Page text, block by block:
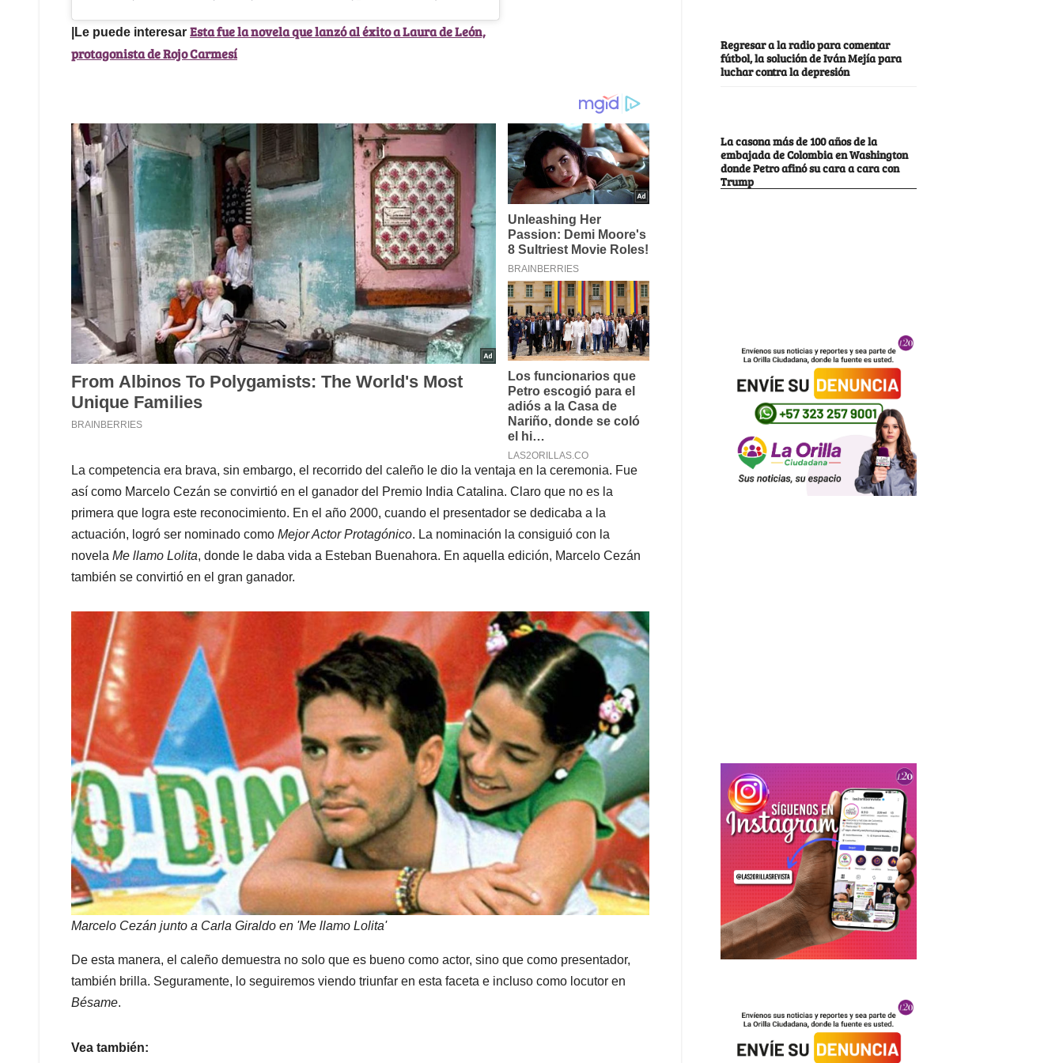
|Le puede interesar Esta fue la novela que lanzó al éxito a Laura de León,
protagonista de Rojo Carmesí
La competencia era brava, sin embargo, el recorrido del caleño le dio la ventaja en la ceremonia. Fue
así como Marcelo Cezán se convirtió en el ganador del Premio India Catalina. Claro que no es la
primera que logra este reconocimiento. En el año 2000, cuando el presentador se dedicaba a la
actuación, logró ser nominado como Mejor Actor Protagónico. La nominación la consiguió con la
novela Me llamo Lolita, donde le daba vida a Esteban Buenahora. En aquella edición, Marcelo Cezán
también se convirtió en el gran ganador.
Marcelo Cezán junto a Carla Giraldo en 'Me llamo Lolita'
De esta manera, el caleño demuestra no solo que es bueno como actor, sino que como presentador,
también brilla. Seguramente, lo seguiremos viendo triunfar en esta faceta e incluso como locutor en
Bésame.
Vea también:
Regresar a la radio para comentar
fútbol, la solución de Iván Mejía para
luchar contra la depresión
La casona más de 100 años de la
embajada de Colombia en Washington
donde Petro afinó su cara a cara con
Trump